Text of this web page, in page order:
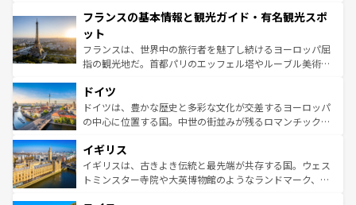
ませてくれるイタリアで、忘れられない旅をしてみよう！
なお、新着のイタリア情報は
しい。
文化が根付くこの国では、情熱的なフラメンコ、熱気あふ
れる闘牛、そして美味しいタパスが生活の一部となってい
る。首都マドリードの洗練された雰囲気や、バルセロナの
アートに溢れた街角から、地方では古代ローマ遺跡や中世
せる。地方によって風土や気候が異なるスペインはその個
性で訪れる人を魅了する。 なお、新着のスペイン情報は コ
ンテンツ一覧を参照してほしい。
フランスの基本情報と観光ガイド・有名観光スポ
ット
フランスは、世界中の旅行者を魅了し続けるヨーロッパ屈
指の観光地だ。首都パリのエッフェル塔やルーブル美術館
で、幅広い魅力が詰まっている。華麗な宮殿、歴史的な大
聖堂、美しいビーチ、そして豊かな自然が、訪れる者を心
から魅了する。また、フランスは美食の国としても知ら
いる。シャンパンの発祥地であるランス、プロヴァンスの
香り高いラベンダー畑など、多彩な楽しみ方が可能だ。さ
らに、パリ以外の地域にも魅力が溢れており、どの街角に
ドイツ
ドイツは、豊かな歴史と多彩な文化が交差するヨーロッパ
の中心に位置する国。中世の街並みが残るロマンチック街
顔を持つこの国は、どこを歩いても飽きることがない。ベ
ルリンの文化的活気、バイエルン州のアルプスの絶景、そ
してライン川沿いのワイン畑といった風景は必見。ビール
イギリス
イギリスは、古きよき伝統と最先端が共存する国。ウェス
トミンスター寺院や大英博物館のようなランドマーク、歴